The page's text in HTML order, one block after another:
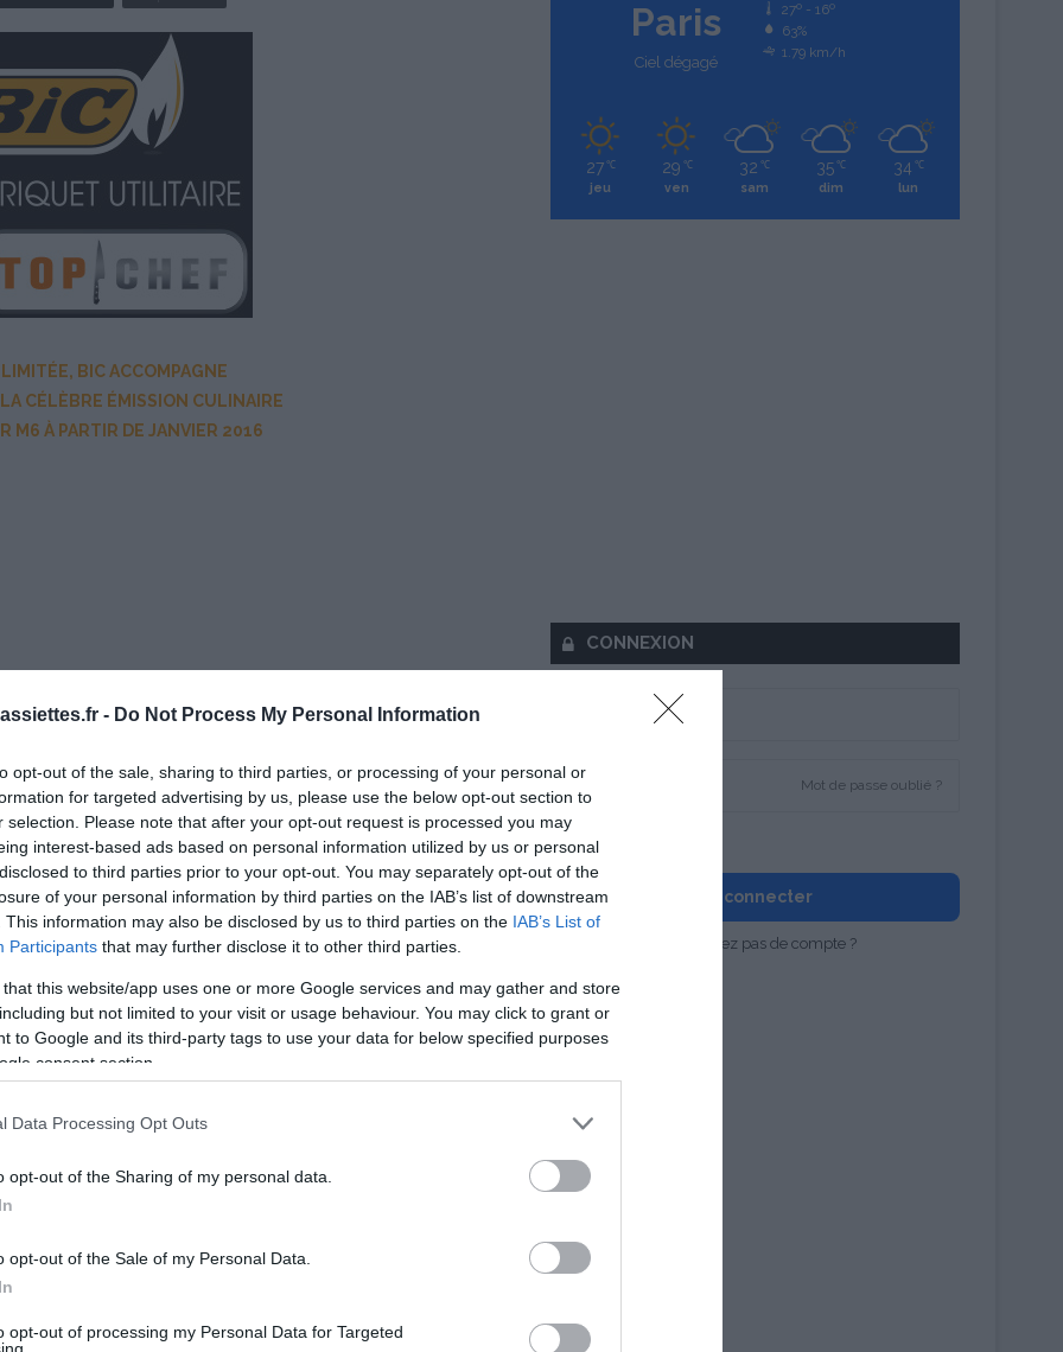
- Do Not Process My Personal Information
opt-out of the sale, sharing to third parties, or processing of your personal or
for targeted advertising by us, please use the below opt-out section to
selection. Please note that after your opt-out request is processed you may
interest-based ads based on personal information utilized by us or personal
to third parties prior to your opt-out. You may separately opt-out of the
of your personal information by third parties on the IAB’s list of downstream
This information may also be disclosed by us to third parties on the IAB’s List of
Participants that may further disclose it to other third parties.
that this website/app uses one or more Google services and may gather and store
but not limited to your visit or usage behaviour. You may click to grant or
to Google and its third-party tags to use your data for below specified purposes
consent section.
Data Processing Opt Outs
opt-out of the Sharing of my personal data.
opt-out of the Sale of my Personal Data.
opt-out of processing my Personal Data for Targeted
BIC ACCOMPAGNE
CÉLÈBRE ÉMISSION CULINAIRE
M6 À PARTIR DE JANVIER 2016
le BIC ® Megalighter™ TOP CHEF est
la cuisine. Doté d’une forme ergonomique
main, d'un bouton poussoir, d'un bec de 6 cm,
pour un rangement facile, le briquet BIC ®
Paris
Ciel dégagé
27º - 16º
63%
1.79 km/h
27 ℃
jeu
29 ℃
ven
32 ℃
sam
35 ℃
dim
34 ℃
lun
CONNEXION
Mot de passe oublié ?
Se souvenir de moi
Se connecter
Vous n'avez pas de compte ?